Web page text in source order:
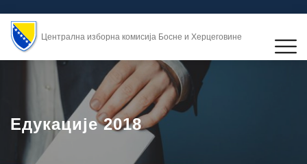
Централна изборна комисија Босне и Херцеговине
Едукације 2018